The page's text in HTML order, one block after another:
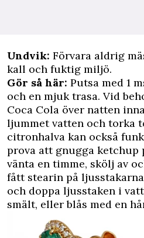
Undvik: Förvara aldrig
kall och fuktig miljö.
Gör så här: Putsa med 1
och en mjuk trasa. Vid
Coca Cola över natten
ljummet vatten och torka
citronhalva kan också
prova att gnugga ketchup
vänta en timme, skölj av
fått stearin på
och doppa ljusstaken i
smält, eller blås med en